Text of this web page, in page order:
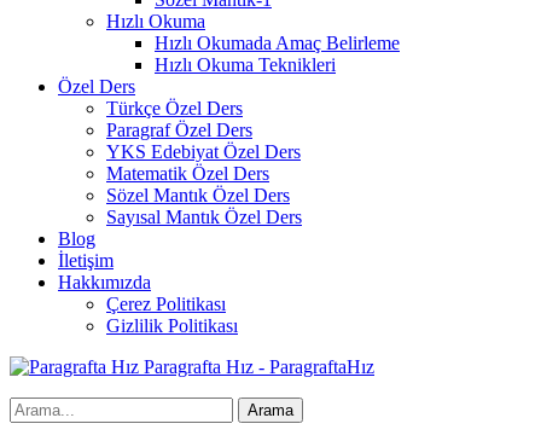
Hızlı Okuma
Hızlı Okumada Amaç Belirleme
Hızlı Okuma Teknikleri
Özel Ders
Türkçe Özel Ders
Paragraf Özel Ders
YKS Edebiyat Özel Ders
Matematik Özel Ders
Sözel Mantık Özel Ders
Sayısal Mantık Özel Ders
Blog
İletişim
Hakkımızda
Çerez Politikası
Gizlilik Politikası
Paragrafta Hız - ParagraftaHız